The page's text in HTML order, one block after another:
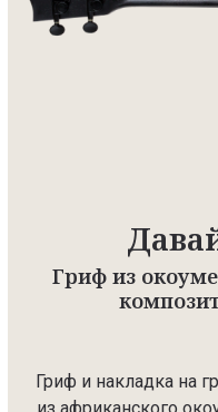
Гриф из
Гриф и накладка на